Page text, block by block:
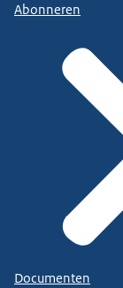
Abonneren
Documenten